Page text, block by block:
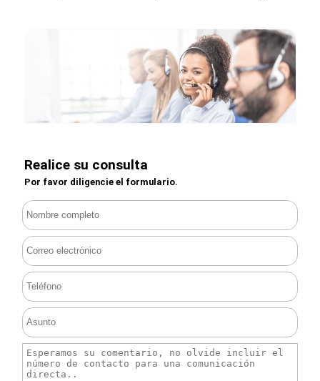
Realice su consulta
Por favor diligencie el formulario.